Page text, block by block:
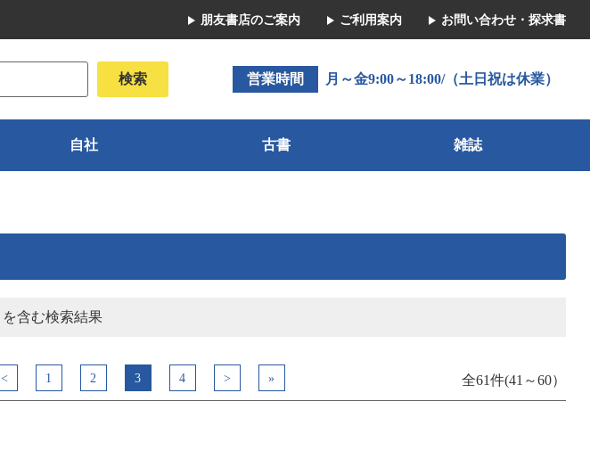
朋友書店のご案内 ご利用案内 お問い合わせ・探求書
営業時間 月～金9:00～18:00/（土日祝は休業）
自社 古書 雑誌
を含む検索結果
< 1 2 3 4 > » 全61件(41～60）